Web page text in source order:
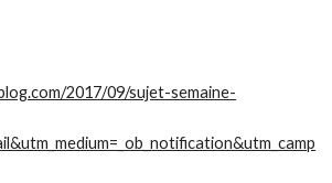
2017/09/sujet-semaine-